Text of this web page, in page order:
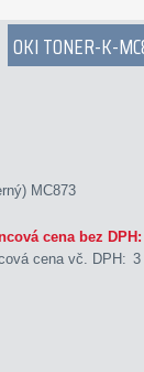
OKI TONER-K-
MC873
cena bez DPH:
cena vč. DPH: 3